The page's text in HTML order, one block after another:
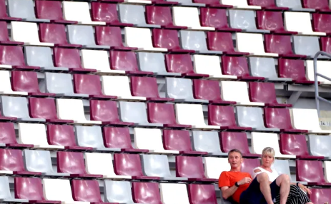
Curling
Dostihy
Florbal
Futsal
Golf
Gymnastika
Moderní pětiboj
Motorsport
Olympijské hry
Parasport
Plavání
Plážový volejbal
Triatlon